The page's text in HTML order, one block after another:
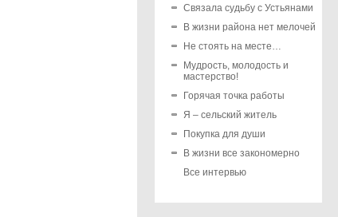
Связала судьбу с Устьянами
В жизни района нет мелочей
Не стоять на месте…
Мудрость, молодость и
мастерство!
Горячая точка работы
Я – сельский житель
Покупка для души
В жизни все закономерно
Все интервью